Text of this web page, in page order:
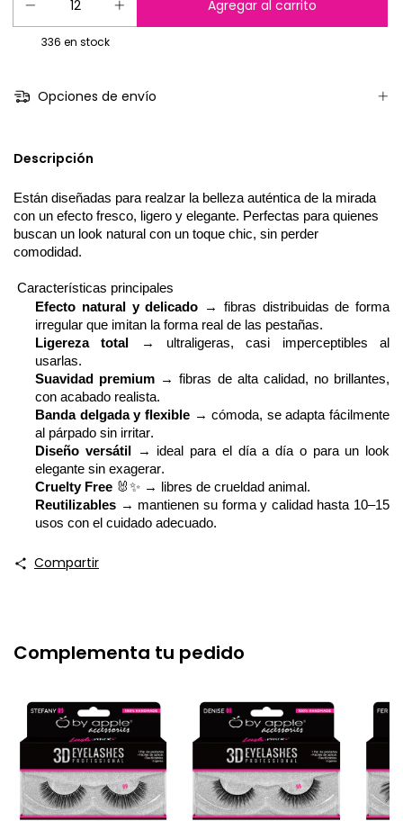
336 en stock
Opciones de envío
Descripción
Están diseñadas para realzar la belleza auténtica de la mirada
con un efecto fresco, ligero y elegante. Perfectas para quienes
buscan un look natural con un toque chic, sin perder
comodidad.
Características principales
Efecto natural y delicado → fibras distribuidas de forma
irregular que imitan la forma real de las pestañas.
Ligereza total
→ ultraligeras, casi imperceptibles al
usarlas.
Suavidad premium → fibras de alta calidad, no brillantes,
con acabado realista.
Bandadelgada yflexible→ cómoda, se adapta fácilmente
al párpado sin irritar.
Diseño versátil
→ ideal para el día a día o para un
look
elegante sin exagerar.
CrueltyFree 🐰✨ → libres de crueldad animal.
Reutilizables → mantienen su forma y calidad hasta 10–15
usos con el cuidado adecuado.
Compartir
Complementa tu pedido